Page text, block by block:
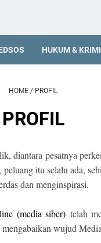
HUKUM &
HOME / PROFIL
PROFIL
diantara pesatnya
itu selalu ada,
dan menginspirasi.
(media siber) telah
wujud